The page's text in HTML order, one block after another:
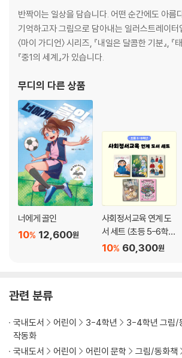
반짝이는 일상을 담습니다. 어떤 순간에도 아름
기억하고자 그림으로 담아내는 일러스트레이터
〈마이 가디언〉 시리즈, 『내일은 달콤한 기분』, 『
『중1의 세계』가 있습니다.
무디 의 다른 상품
너에게 골인
12,600원
10%
사회정서교육 연계 도
서 세트 (초등 5-6학
년)
60,300원
10%
관련 분류
국내도서 어린이 3-4학년 3-4학년 그림/
작동화
국내도서
어린이 어린이 문학 그림/동화책